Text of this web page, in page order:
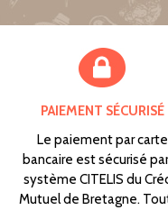
PAIEMENT SÉCURISÉ
Le paiement par carte
bancaire est sécurisé
système CITELIS du
Mutuel de Bretagne.